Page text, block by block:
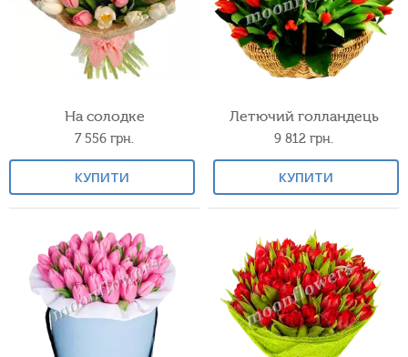
На солодке
7 556 грн.
КУПИТИ
Летючий голландець
9 812 грн.
КУПИТИ